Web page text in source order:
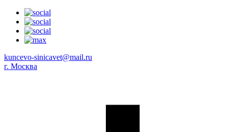
kuncevo-sinicavet@mail.ru
г. Москва